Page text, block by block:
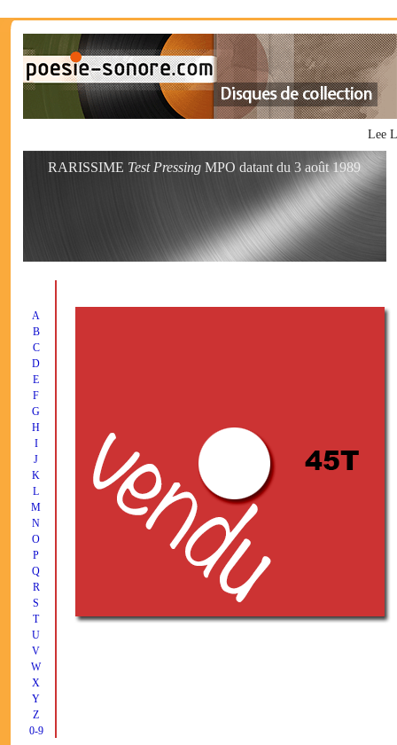
Lee
RARISSIME Test Pressing MPO datant du 3 août 1989
A
B
C
D
E
F
G
H
I
J
K
L
M
N
O
P
Q
R
S
T
U
V
W
X
Y
Z
0-9